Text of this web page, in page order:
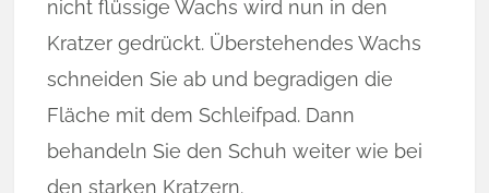
nicht flüssige Wachs wird nun in den
Kratzer gedrückt. Überstehendes Wachs
schneiden Sie ab und begradigen die
Fläche mit dem Schleifpad. Dann
behandeln Sie den Schuh weiter wie bei
den starken Kratzern.